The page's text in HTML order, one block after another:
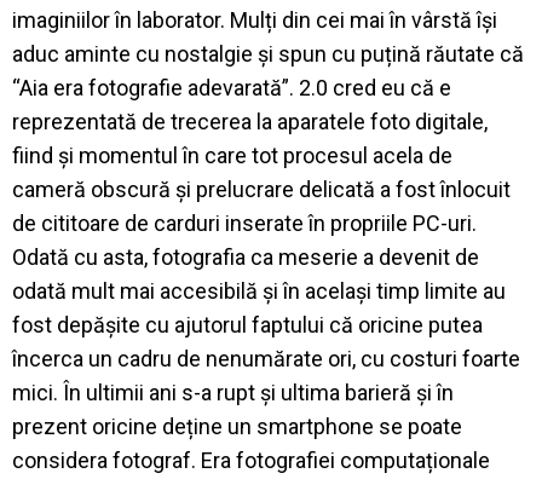
imaginiilor în laborator. Mulți din cei mai în vârstă își
aduc aminte cu nostalgie și spun cu puțină răutate că
“Aia era fotografie adevarată”. 2.0 cred eu că e
reprezentată de trecerea la aparatele foto digitale,
fiind și momentul în care tot procesul acela de
cameră obscură și prelucrare delicată a fost înlocuit
de cititoare de carduri inserate în propriile PC-uri.
Odată cu asta, fotografia ca meserie a devenit de
odată mult mai accesibilă și în același timp limite au
fost depășite cu ajutorul faptului că oricine putea
încerca un cadru de nenumărate ori, cu costuri foarte
mici. În ultimii ani s-a rupt și ultima barieră și în
prezent oricine deține un smartphone se poate
considera fotograf. Era fotografiei computaționale